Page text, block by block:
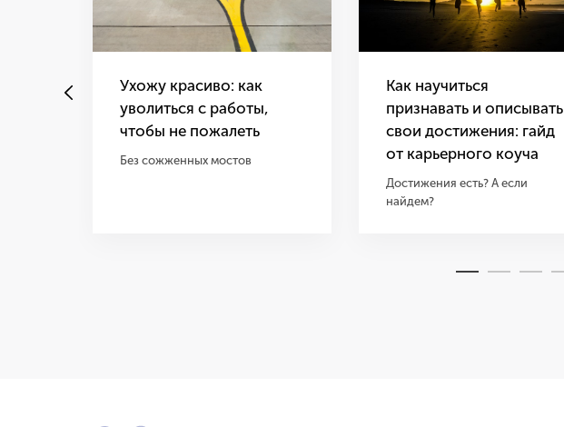
Ухожу красиво: как
уволиться с работы,
чтобы не пожалеть
Без сожженных мостов
Как научиться
признавать и описывать
свои достижения: гайд
от карьерного коуча
Достижения есть? А если
найдем?